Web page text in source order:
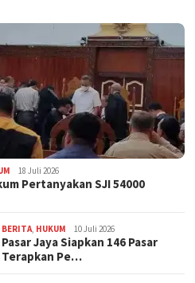
18 Juli 2026
Pertanyakan SJI 54000
BERITA HUKUM 10 Juli 2026
Pasar Jaya Siapkan 146 Pasar
Terapkan Pe…